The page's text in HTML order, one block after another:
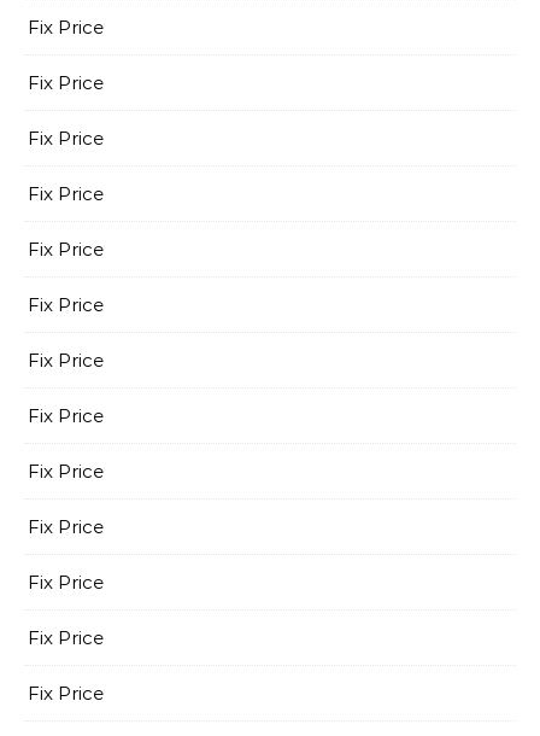
Fix Price
Fix Price
Fix Price
Fix Price
Fix Price
Fix Price
Fix Price
Fix Price
Fix Price
Fix Price
Fix Price
Fix Price
Fix Price